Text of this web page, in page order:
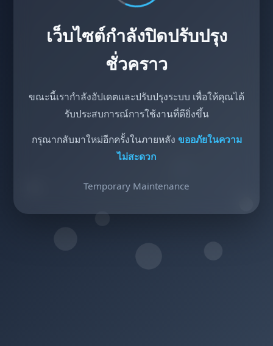
เว็บไซต์กำลังปิดปรับปรุง
ชั่วคราว
ขณะนี้เรากำลังอัปเดตและปรับปรุงระบบ เพื่อให้คุณได้
รับประสบการณ์การใช้งานที่ดียิ่งขึ้น
กรุณากลับมาใหม่อีกครั้งในภายหลัง ขออภัยในความ
ไม่สะดวก
Temporary Maintenance